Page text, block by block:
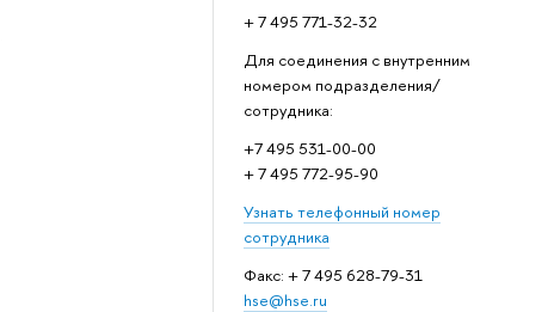
+ 7 495 771-32-32
Для соединения с внутренним
номером подразделения/
сотрудника:
+7 495 531-00-00
+ 7 495 772-95-90
Узнать телефонный номер
сотрудника
Факс: + 7 495 628-79-31
hse@hse.ru